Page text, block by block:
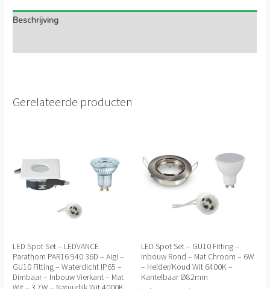
Beschrijving
Gerelateerde producten
LED Spot Set – LEDVANCE
Parathom PAR16 940 36D – Aigi –
GU10 Fitting – Waterdicht IP65 –
Dimbaar – Inbouw Vierkant – Mat
LED Spot Set – GU10 Fitting –
Inbouw Rond – Mat Chroom – 6W
– Helder/Koud Wit 6400K –
Kantelbaar Ø82mm